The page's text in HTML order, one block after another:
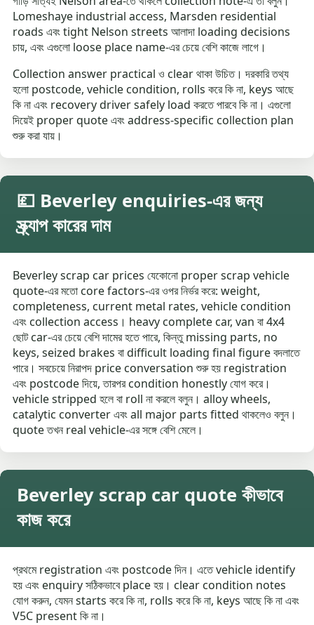
Lomeshaye industrial access, Marsden residential
roads এবং tight Nelson streets আলাদা loading decisions
চায়, এবং এগুলো loose place name-এর চেয়ে বেশি কাজে লাগে।
Collection answer practical ও clear থাকা উচিত। দরকারি তথ্য
হলো postcode, vehicle condition, rolls করে কি না, keys আছে
কি না এবং recovery driver safely load করতে পারবে কি না। এগুলো
দিয়েই proper quote এবং address-specific collection plan
শুরু করা যায়।
💷 Beverley enquiries-এর জন্য
স্ক্র্যাপ কারের দাম
Beverley scrap car prices যেকোনো proper scrap vehicle
quote-এর মতো core factors-এর ওপর নির্ভর করে: weight,
completeness, current metal rates, vehicle condition
এবং collection access। heavy complete car, van বা 4x4
ছোট car-এর চেয়ে বেশি দামের হতে পারে, কিন্তু missing parts, no
keys, seized brakes বা difficult loading final figure বদলাতে
পারে। সবচেয়ে নিরাপদ price conversation শুরু হয় registration
এবং postcode দিয়ে, তারপর condition honestly যোগ করে।
vehicle stripped হলে বা roll না করলে বলুন। alloy wheels,
catalytic converter এবং all major parts fitted থাকলেও বলুন।
quote তখন real vehicle-এর সঙ্গে বেশি মেলে।
Beverley scrap car quote কীভাবে
কাজ করে
প্রথমে registration এবং postcode দিন। এতে vehicle identify
হয় এবং enquiry সঠিকভাবে place হয়। clear condition notes
যোগ করুন, যেমন starts করে কি না, rolls করে কি না, keys আছে কি না এবং
V5C present কি না।